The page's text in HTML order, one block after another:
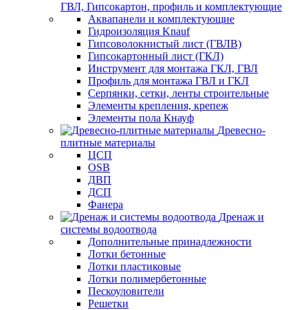
ГВЛ, Гипсокартон, профиль и комплектующие
Аквапанели и комплектующие
Гидроизоляция Knauf
Гипсоволокнистый лист (ГВЛВ)
Гипсокартонный лист (ГКЛ)
Инструмент для монтажа ГКЛ, ГВЛ
Профиль для монтажа ГВЛ и ГКЛ
Серпянки, сетки, ленты строительные
Элементы крепления, крепеж
Элементы пола Кнауф
Древесно-
плитные материалы
ЦСП
OSB
ДВП
ДСП
Фанера
Дренаж и
системы водоотвода
Дополнительные принадлежности
Лотки бетонные
Лотки пластиковые
Лотки полимербетонные
Пескоуловители
Решетки